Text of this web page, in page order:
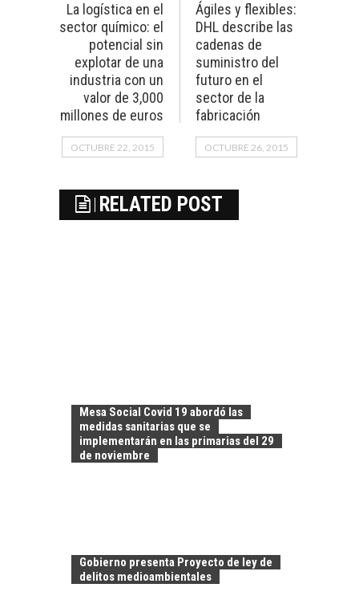
La logística en el
sector químico: el
potencial sin
explotar de una
industria con un
valor de 3,000
millones de euros
OCTUBRE 22, 2015
Ágiles y flexibles:
DHL describe las
cadenas de
suministro del
futuro en el
sector de la
fabricación
OCTUBRE 26, 2015
RELATED POST
Mesa Social Covid 19 abordó las
medidas sanitarias que se
implementarán en las primarias del 29
de noviembre
Gobierno presenta Proyecto de ley de
delitos medioambientales